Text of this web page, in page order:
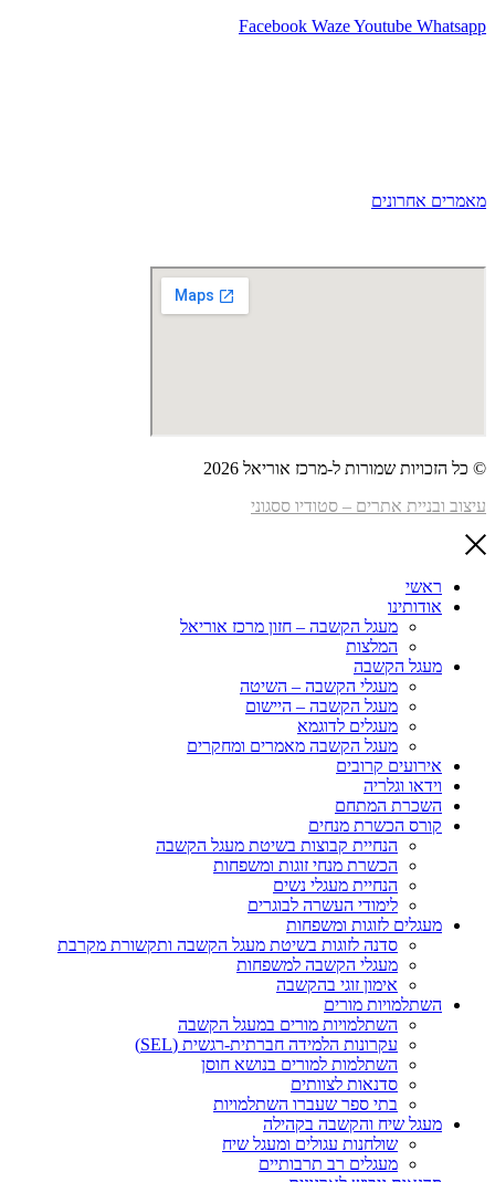
Facebook WazeYoutube Whatsapp
מאמרים אחרונים
© כל הזכויות שמורות ל-מרכז אוריאל 2026
עיצוב ובניית אתרים – סטודיו ססגוני
ראשי
אודותינו
מעגל הקשבה – חזון מרכז אוריאל
המלצות
מעגל הקשבה
מעגלי הקשבה – השיטה
מעגל הקשבה – היישום
מעגלים לדוגמא
מעגל הקשבה מאמרים ומחקרים
אירועים קרובים
וידאו וגלריה
השכרת המתחם
קורס הכשרת מנחים
הנחיית קבוצות בשיטת מעגל הקשבה
הכשרת מנחי זוגות ומשפחות
הנחיית מעגלי נשים
לימודי העשרה לבוגרים
מעגלים לזוגות ומשפחות
סדנה לזוגות בשיטת מעגל הקשבה ותקשורת מקרבת
מעגלי הקשבה למשפחות
אימון זוגי בהקשבה
השתלמויות מורים
השתלמויות מורים במעגל הקשבה
עקרונות הלמידה חברתית-רגשית (SEL)
השתלמות למורים בנושא חוסן
סדנאות לצוותים
בתי ספר שעברו השתלמויות
מעגל שיח והקשבה בקהילה
שולחנות עגולים ומעגל שיח
מעגלים רב תרבותיים